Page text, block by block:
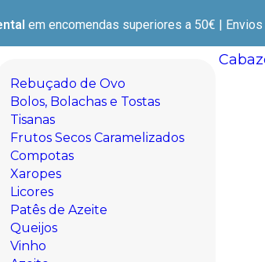
em encomendas superiores a 50€ |
Rebuçado de Ovo
Bolos, Bolachas e Tostas
Tisanas
Frutos Secos Caramelizados
Compotas
Xaropes
Licores
Patês de Azeite
Queijos
Vinho